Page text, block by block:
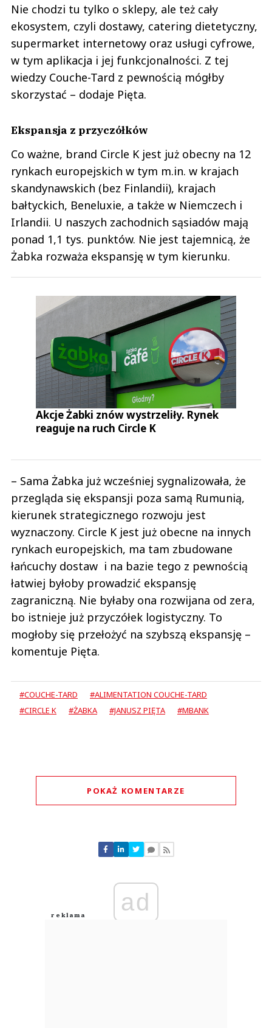
Nie chodzi tu tylko o sklepy, ale też cały
ekosystem, czyli dostawy, catering dietetyczny,
supermarket internetowy oraz usługi cyfrowe,
w tym aplikacja i jej funkcjonalności. Z tej
wiedzy Couche-Tard z pewnością mógłby
skorzystać – dodaje Pięta.
Ekspansja z przyczółków
Co ważne, brand Circle K jest już obecny na 12
rynkach europejskich w tym m.in. w krajach
skandynawskich (bez Finlandii), krajach
bałtyckich, Beneluxie, a także w Niemczech i
Irlandii. U naszych zachodnich sąsiadów mają
ponad 1,1 tys. punktów. Nie jest tajemnicą, że
Żabka rozważa ekspansję w tym kierunku.
Akcje Żabki znów wystrzeliły. Rynek
reaguje na ruch Circle K
– Sama Żabka już wcześniej sygnalizowała, że
przegląda się ekspansji poza samą Rumunią,
kierunek strategicznego rozwoju jest
wyznaczony. Circle K jest już obecne na innych
rynkach europejskich, ma tam zbudowane
łańcuchy dostaw i na bazie tego z pewnością
łatwiej byłoby prowadzić ekspansję
zagraniczną. Nie byłaby ona rozwijana od zera,
bo istnieje już przyczółek logistyczny. To
mogłoby się przełożyć na szybszą ekspansję –
komentuje Pięta.
#COUCHE-TARD
#ALIMENTATION COUCHE-TARD
#CIRCLE K
#ŻABKA #JANUSZ PIĘTA #MBANK
POKAŻ KOMENTARZE
Nie znaleziono komentarzy
Zostaw swoje komentarze
Anuluj
ad